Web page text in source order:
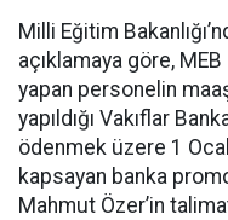
Milli Eğitim
açıklamaya göre,
yapan personelin
yapıldığı Vakıflar
ödenmek üzere 1
kapsayan banka
Mahmut Özer’in